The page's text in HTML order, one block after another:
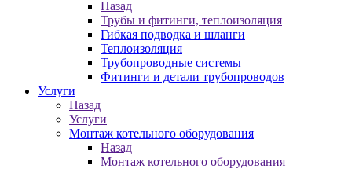
Назад
Трубы и фитинги, теплоизоляция
Гибкая подводка и шланги
Теплоизоляция
Трубопроводные системы
Фитинги и детали трубопроводов
Услуги
Назад
Услуги
Монтаж котельного оборудования
Назад
Монтаж котельного оборудования